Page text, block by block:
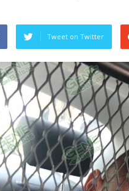
Tweet on Twitter